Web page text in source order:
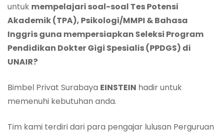
untuk mempelajari soal-soal Tes Potensi
Akademik (TPA), Psikologi/MMPI & Bahasa
Inggrisguna mempersiapkan Seleksi Program
Pendidikan DokterGigi Spesialis (P­­PDGS) di
UNAIR?
Bimbel Privat Surabaya EINSTEIN hadir untuk
memenuhi kebutuhan anda.
Tim kami terdiri dari para pengajar lulusan Perguruan